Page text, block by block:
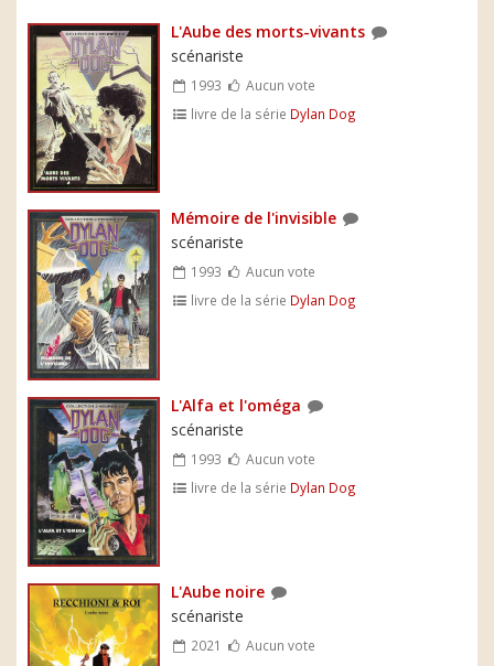
L'Aube des morts-vivants
scénariste
1993
Aucun vote
livre de la série Dylan Dog
Mémoire de l'invisible
scénariste
1993
Aucun vote
livre de la série Dylan Dog
L'Alfa et l'oméga
scénariste
1993
Aucun vote
livre de la série Dylan Dog
L'Aube noire
scénariste
2021 Aucun vote